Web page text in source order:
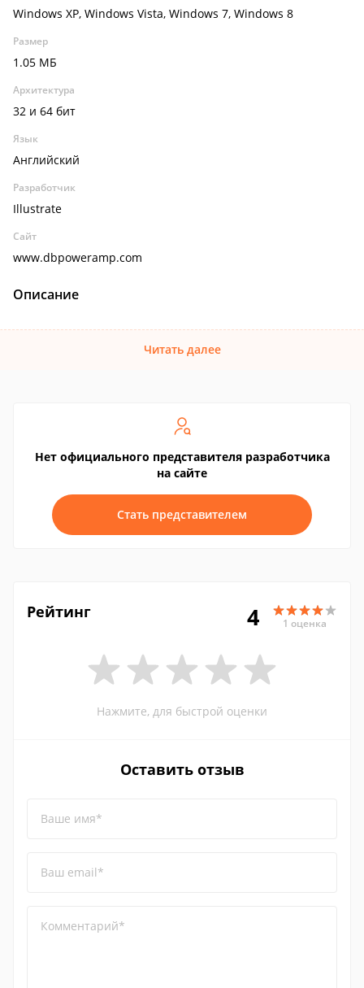
Windows XP, Windows Vista, Windows 7, Windows 8
Размер
1.05 МБ
Архитектура
32 и 64 бит
Язык
Английский
Разработчик
Illustrate
Сайт
www.dbpoweramp.com
Описание
Читать далее
Нет официального представителя разработчика
на сайте
Стать представителем
Рейтинг 4 1 оценка
Нажмите, для быстрой оценки
Оставить отзыв
Ваше имя*
Ваш email*
Комментарий*